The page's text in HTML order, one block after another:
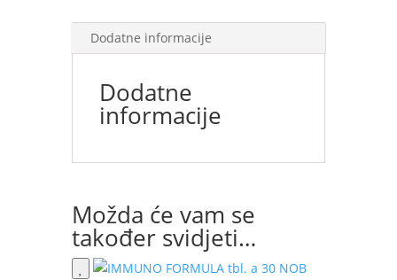
Dodatne informacije
Dodatne
informacije
Možda će vam se
također svidjeti…